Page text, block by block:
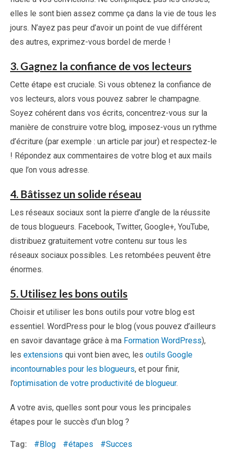
elles le sont bien assez comme ça dans la vie de tous les
jours. N’ayez pas peur d’avoir un point de vue différent
des autres, exprimez-vous bordel de merde !
3. Gagnez la confiance de vos lecteurs
Cette étape est cruciale. Si vous obtenez la confiance de
vos lecteurs, alors vous pouvez sabrer le champagne.
Soyez cohérent dans vos écrits, concentrez-vous sur la
manière de construire votre blog, imposez-vous un rythme
d’écriture (par exemple : un article par jour) et respectez-le
! Répondez aux commentaires de votre blog et aux mails
que l’on vous adresse.
4. Bâtissez un solide réseau
Les réseaux sociaux sont la pierre d’angle de la réussite
de tous blogueurs. Facebook, Twitter, Google+, YouTube,
distribuez gratuitement votre contenu sur tous les
réseaux sociaux possibles. Les retombées peuvent être
énormes.
5. Utilisez les bons outils
Choisir et utiliser les bons outils pour votre blog est
essentiel. WordPress pour le blog (vous pouvez d’ailleurs
en savoir davantage grâce à ma Formation WordPress),
les extensions qui vont bien avec, les outils Google
incontournables pour les blogueurs, et pour finir,
l’optimisation de votre productivité de blogueur.
A votre avis, quelles sont pour vous les principales
étapes pour le succès d’un blog ?
Tag: Blog étapes Succes